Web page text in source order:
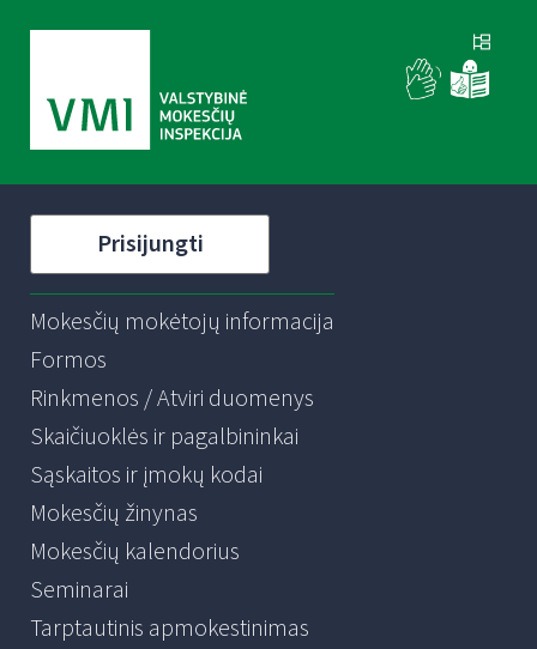
Prisijungti
Mokesčių mokėtojų informacija
Formos
Rinkmenos / Atviri duomenys
Skaičiuoklės ir pagalbininkai
Sąskaitos ir įmokų kodai
Mokesčių žinynas
Mokesčių kalendorius
Seminarai
Tarptautinis apmokestinimas